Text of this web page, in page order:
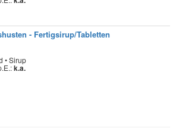
- Fertigsirup/Tabletten
• Sirup
k.a.